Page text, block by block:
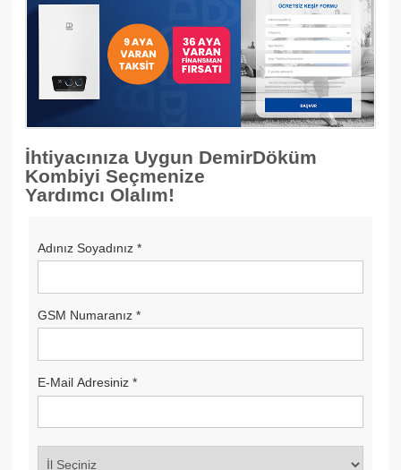
İhtiyacınıza Uygun DemirDöküm
Kombiyi Seçmenize
Yardımcı Olalım!
Adınız Soyadınız*
GSM Numaranız*
E-Mail Adresiniz*